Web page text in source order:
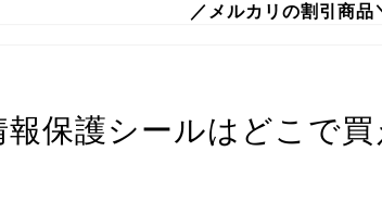
／メルカリの割引商品
報保護シールはどこで買